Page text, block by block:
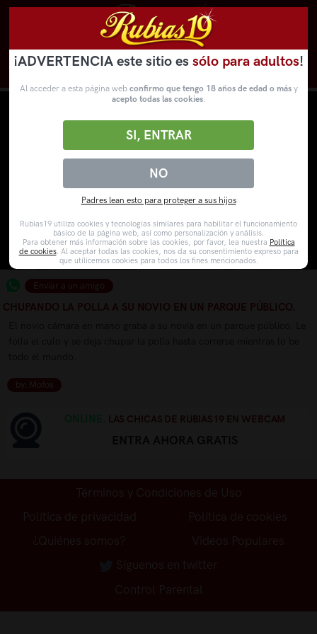
Enviar a un amigo
CHUPANDO LA POLLA A SU NOVIO EN UN PARQUE PÚBLICO.
by: Mofos
ONLINE. LAS CHICAS DE RUBIAS19 EN WEBCAM
Términos y Condiciones de Uso
Política de privacidad
Política de cookies
¿Quiénes somos?
Videos Populares
Síguenos en twitter
Control Parental
¡ADVERTENCIA este sitio es sólo para adultos!
Al acceder a esta página web confirmo que tengo 18 años de edad o másy
acepto todas las cookies.
NO
SI, ENTRAR
Padres lean esto para proteger a sus hijos
Rubias19 utiliza cookies y tecnologías similares para habilitar el funcionamiento
básico de la página web, así como personalización y análisis.
Para obtener más información sobre las cookies, por favor, lea nuestra Política
de cookies. Al aceptar todas las cookies, nos da su consentimiento expreso para
que utilicemos cookies para todos los fines mencionados.